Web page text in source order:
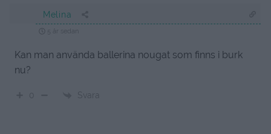
Melina
Kan man använda ballerina nougat som finns i burk
nu?
0 Svara